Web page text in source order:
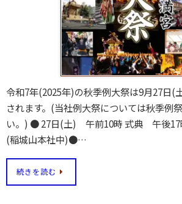
令和7年(2025年)の秋季例大祭は9月27日(
されます。(当社例大祭については秋季例
い。) ● 27日(土) 午前10時 式典 午後17
(稲城山本社中)●…
続きを読む